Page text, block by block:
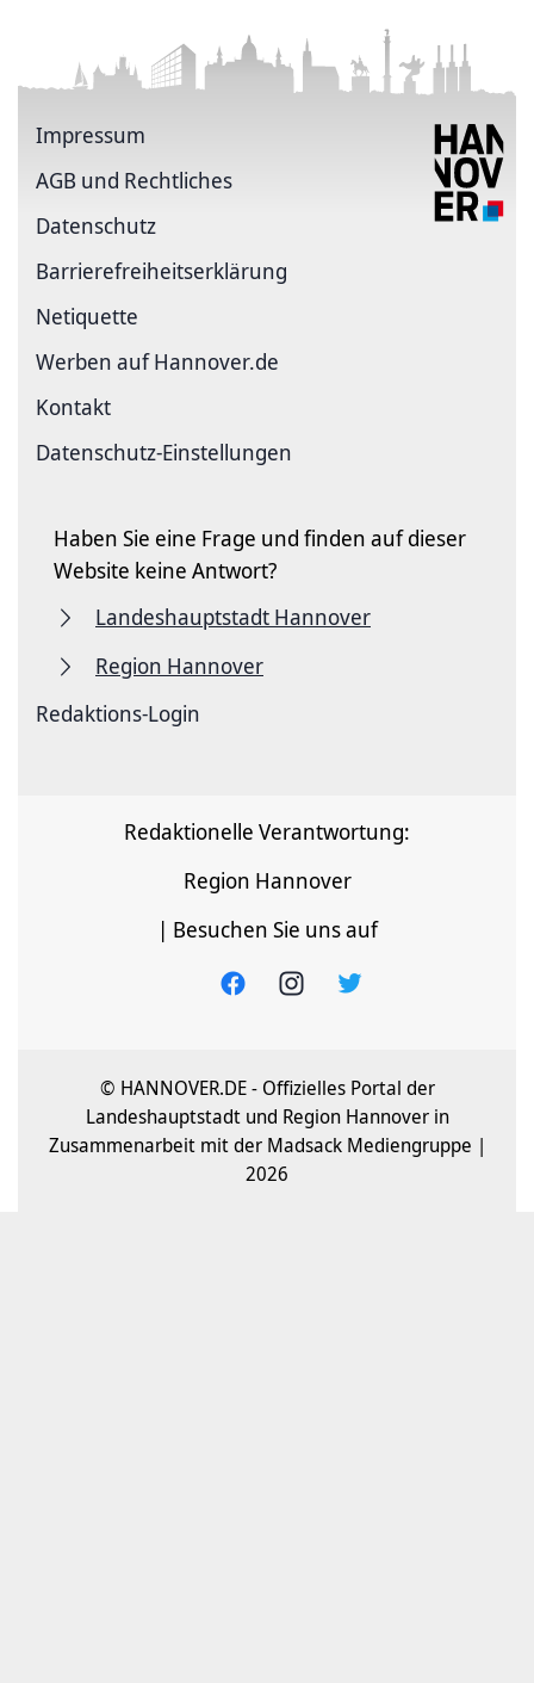
Impressum
AGB und Rechtliches
Datenschutz
Barriere­freiheits­erklärung
Netiquette
Werben auf Hannover.de
Kontakt
Datenschutz-Einstellungen
Haben Sie eine Frage und finden auf dieser
Website keine Antwort?
Landeshauptstadt Hannover
Region Hannover
Redaktions-Login
Redaktionelle Verantwortung:
Region Hannover
| Besuchen Sie uns auf
© HANNOVER.DE - Offizielles Portal der
Landeshauptstadt und Region Hannover in
Zusammenarbeit mit der Madsack Mediengruppe |
2026